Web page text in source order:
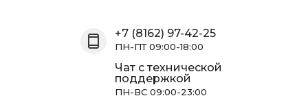
Информация
+7 (8162) 97-42-25
ПН-ПТ 09:00-18:00
Чат с технической
поддержкой
ПН-ВС 09:00-23:00